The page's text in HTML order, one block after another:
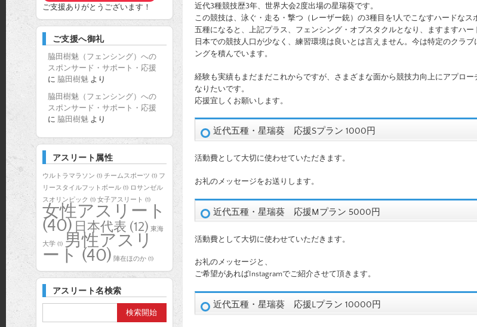
近代3種競技歴3年、世界大会2度出場の星瑞葵です。
この競技は、泳ぐ・走る・撃つ（レーザー銃）の3種目を1人でこなすハードなス
五種になると、上記プラス、フェンシング・オブスタクルとなり、ますますハー
日本での競技人口が少なく、練習環境は良いとは言えません。今は特定のクラ
ングを積んでいます。
経験も実績もまだまだこれからですが、さまざまな面から競技力向上にアプロ
なりたいです。
応援宜しくお願いします。
近代五種・星瑞葵 応援Sプラン 1000円
活動費として大切に使わせていただきます。
お礼のメッセージをお送りします。
近代五種・星瑞葵 応援Mプラン 5000円
活動費として大切に使わせていただきます。
お礼のメッセージと、
ご希望があればInstagramでご紹介させて頂きます。
近代五種・星瑞葵 応援Lプラン 10000円
ご支援ありがとうございます！
ご支援へ御礼
脇田樹魅（フェンシング）への
スポンサード・サポート・応援
に 脇田樹魅 より
脇田樹魅（フェンシング）への
スポンサード・サポート・応援
に 脇田樹魅 より
アスリート属性
ウルトラマラソン (1) チームスポーツ (1) フ
リースタイルフットボール (1) ロサンゼル
スオリンピック (1) 女子アスリート (1)
女性アスリート
(40) 日本代表 (12) 東海
大学 (1) 男性アスリ
ート (40) 陣在ほのか (1)
アスリート名検索